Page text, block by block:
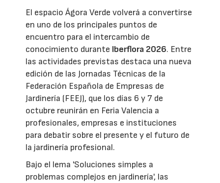
El espacio Ágora Verde volverá a convertirse
en uno de los principales puntos de
encuentro para el intercambio de
conocimiento durante Iberflora 2026. Entre
las actividades previstas destaca una nueva
edición de las Jornadas Técnicas de la
Federación Española de Empresas de
Jardinería (FEEJ), que los días 6 y 7 de
octubre reunirán en Feria Valencia a
profesionales, empresas e instituciones
para debatir sobre el presente y el futuro de
la jardinería profesional.
Bajo el lema 'Soluciones simples a
problemas complejos en jardinería', las